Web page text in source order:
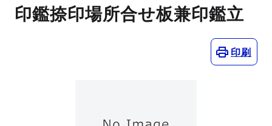
印鑑捺印場所合せ板兼印鑑立
印刷